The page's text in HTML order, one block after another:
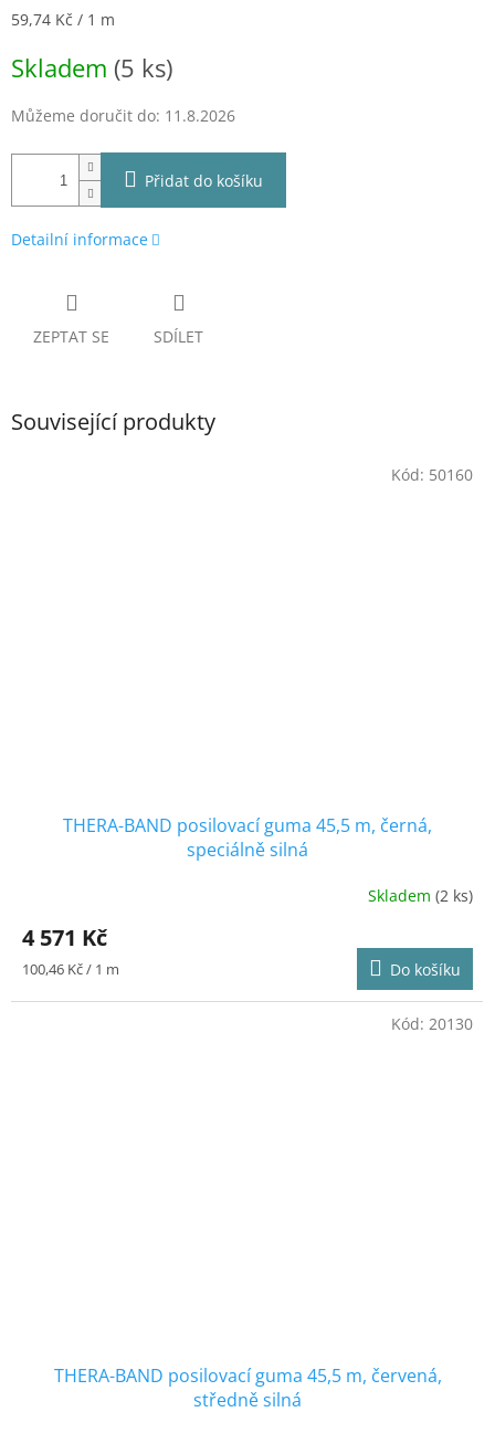
Měrná
59,74 Kč / 1 m
Skladem (5 ks)
Můžeme doručit do: 11.8.2026
Přidat do košíku
Detailní informace
ZEPTAT SE SDÍLET
Související produkty
THERA-BAND posilovací guma 45,5 m, černá,
speciálně silná
produktu
je
z
Skladem(2 ks)
4 571 Kč
Měrná
100,46 Kč / 1 m Do košíku
Kód: 50160
THERA-BAND posilovací guma 45,5 m, červená,
středně silná
Kód: 20130